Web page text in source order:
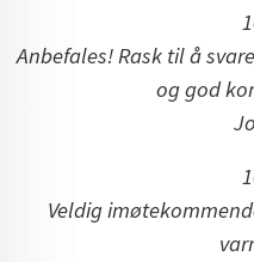
Anbefales! Rask til å
og god
Veldig